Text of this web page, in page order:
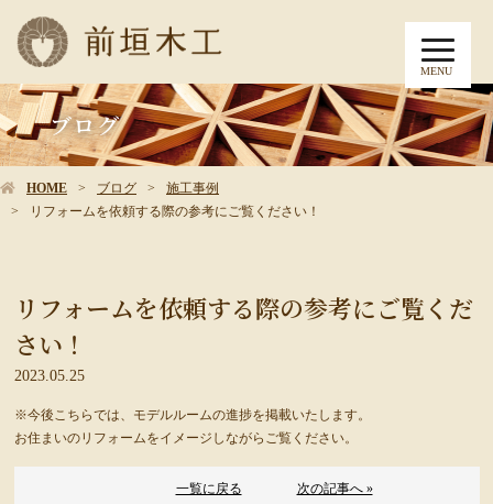
MENU
ブログ
HOME ブログ
施工事例
リフォームを依頼する際の参考にご覧ください！
リフォームを依頼する際の参考にご覧くだ
さい！
2023.05.25
※今後こちらでは、モデルルームの進捗を掲載いたします。
お住まいのリフォームをイメージしながらご覧ください。
一覧に戻る 次の記事へ »